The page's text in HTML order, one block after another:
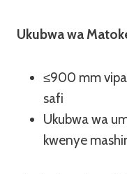
Ukubwa wa
≤900 mm
safi
Ukubwa wa
kwenye